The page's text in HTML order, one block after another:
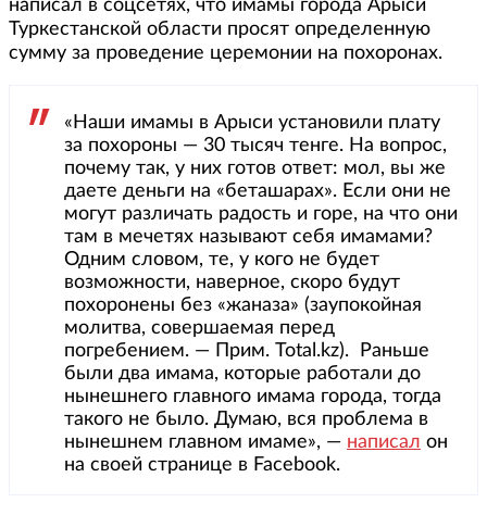
написал в соцсетях, что имамы города Арыси
Туркестанской области просят определенную
сумму за проведение церемонии на похоронах.
«Наши имамы в Арыси установили плату
за похороны — 30 тысяч тенге. На вопрос,
почему так, у них готов ответ: мол, вы же
даете деньги на «беташарах». Если они не
могут различать радость и горе, на что они
там в мечетях называют себя имамами?
Одним словом, те, у кого не будет
возможности, наверное, скоро будут
похоронены без «жаназа» (заупокойная
молитва, совершаемая перед
погребением. — Прим. Total.kz). Раньше
были два имама, которые работали до
нынешнего главного имама города, тогда
такого не было. Думаю, вся проблема в
нынешнем главном имаме», — написал он
на своей странице в Facebook.